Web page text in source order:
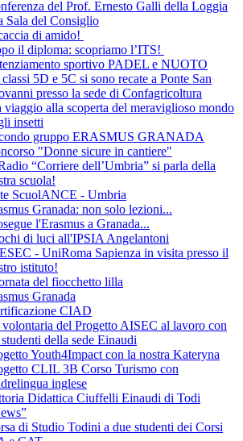
del Prof. Ernesto Galli della Loggia
Sala del Consiglio
di amido!
il diploma: scopriamo l’ITS!
sportivo PADEL e NUOTO
5D e 5C si sono recate a Ponte San
presso la sede di Confagricoltura
viaggio alla scoperta del meraviglioso mondo
insetti
gruppo ERASMUS GRANADA
"Donne sicure in cantiere"
“Corriere dell’Umbria” si parla della
scuola!
ScuolANCE - Umbria
Granada: non solo lezioni...
l'Erasmus a Granada...
di luci all'IPSIA Angelantoni
- UniRoma Sapienza in visita presso il
istituto!
del fiocchetto lilla
Granada
CIAD
del Progetto AISEC al lavoro con
della sede Einaudi
Youth4Impact con la nostra Kateryna
CLIL 3B Corso Turismo con
inglese
Didattica Ciuffelli Einaudi di Todi
di Studio Todini a due studenti dei Corsi